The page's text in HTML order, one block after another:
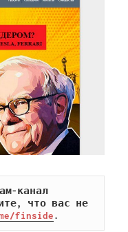
канал
что вас не
finside.